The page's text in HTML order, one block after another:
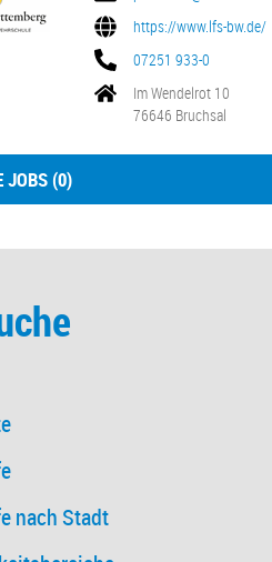
https://www.lfs-bw.de/
07251 933-0
Im Wendelrot 10
76646 Bruchsal
JOBS (0)
nach Stadt